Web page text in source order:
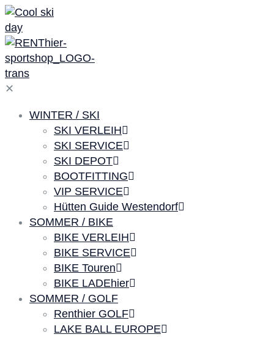
✕
WINTER / SKI
SKI VERLEIH
SKI SERVICE
SKI DEPOT
BOOTFITTING
VIP SERVICE
Hütten Guide Westendorf
SOMMER / BIKE
BIKE VERLEIH
BIKE SERVICE
BIKE Touren
BIKE LADEhier
SOMMER / GOLF
Renthier GOLF
LAKE BALL EUROPE